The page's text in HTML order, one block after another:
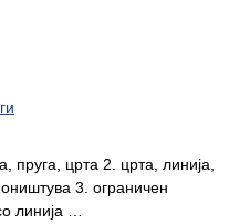
пруга, црта 2. црта, линија,
3. ограничен
линија …